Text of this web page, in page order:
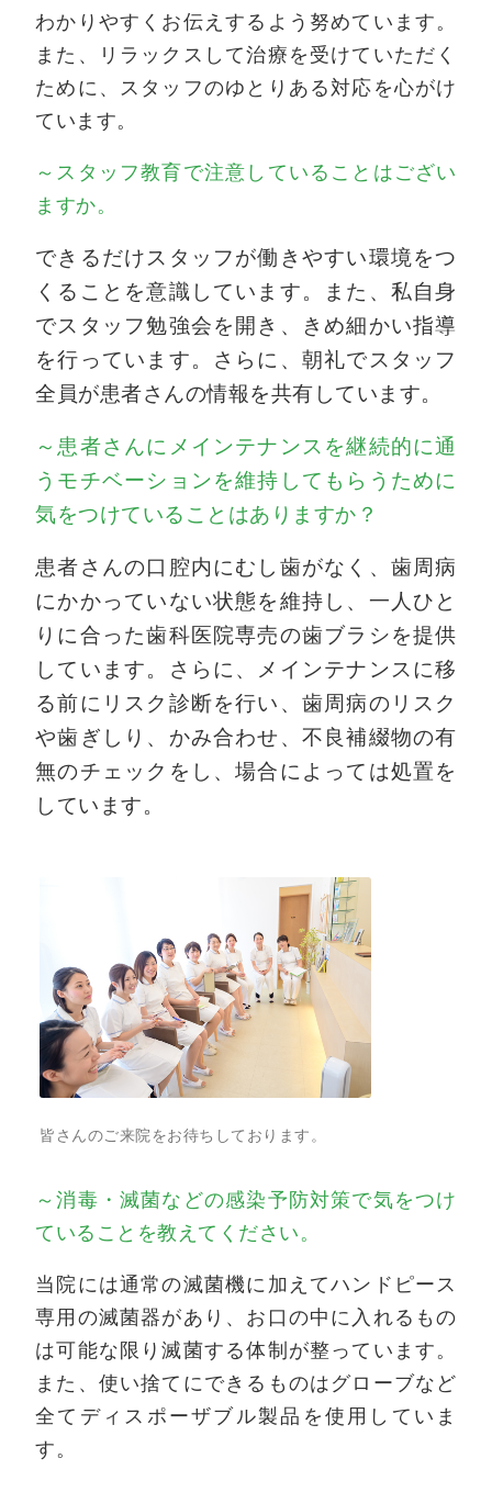
わかりやすくお伝えするよう努めています。
また、リラックスして治療を受けていただく
ために、スタッフのゆとりある対応を心がけ
ています。
～スタッフ教育で注意していることはござい
ますか。
できるだけスタッフが働きやすい環境をつ
くることを意識しています。また、私自身
でスタッフ勉強会を開き、きめ細かい指導
を行っています。さらに、朝礼でスタッフ
全員が患者さんの情報を共有しています。
～患者さんにメインテナンスを継続的に通
うモチベーションを維持してもらうために
気をつけていることはありますか？
患者さんの口腔内にむし歯がなく、歯周病
にかかっていない状態を維持し、一人ひと
りに合った歯科医院専売の歯ブラシを提供
しています。さらに、メインテナンスに移
る前にリスク診断を行い、歯周病のリスク
や歯ぎしり、かみ合わせ、不良補綴物の有
無のチェックをし、場合によっては処置を
しています。
皆さんのご来院をお待ちしております。
～消毒・滅菌などの感染予防対策で気をつけ
ていることを教えてください。
当院には通常の滅菌機に加えてハンドピース
専用の滅菌器があり、お口の中に入れるもの
は可能な限り滅菌する体制が整っています。
また、使い捨てにできるものはグローブなど
全てディスポーザブル製品を使用していま
す。